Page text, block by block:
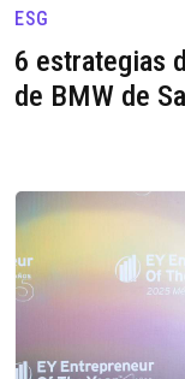
ESG
6 estrategias
de BMW de